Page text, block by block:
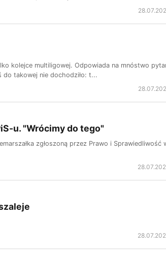
kolejce multiligowej. Odpowiada na mnóstwo
do takowej nie dochodziło: t...
u. "Wrócimy do tego"
zgłoszoną przez Prawo i Sprawiedliwość